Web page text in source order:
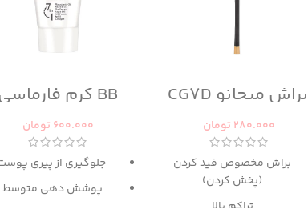
براش میچانو CG7D
280.000 تومان
براش مخصوص فید کردن
(پخش کردن)
تراکم بالا
BB کرم فارماسی
600.000 تومان
جلوگیری از پیری
پوشش دهی متوسط